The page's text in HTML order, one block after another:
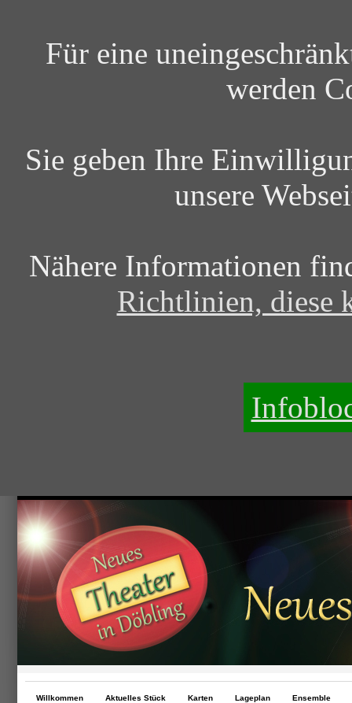
Für eine
werden
Sie geben Ihre
unsere
Nähere Informationen
Richtlinien, diese
Willkommen Aktuelles Stück Karten Lageplan Ensemble